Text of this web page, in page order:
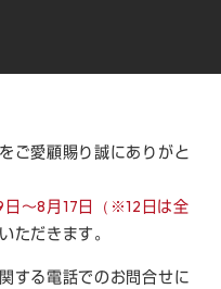
ご愛顧賜り誠にありがと
～8月17日（※12日は全
ただきます。
する電話でのお問合せに